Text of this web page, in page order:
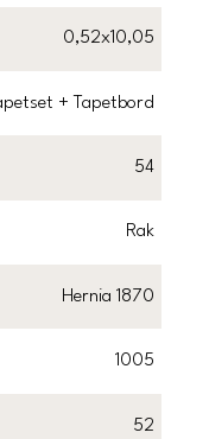
0,52x10,05
+ Tapetbord
54
Rak
Hernia 1870
1005
52